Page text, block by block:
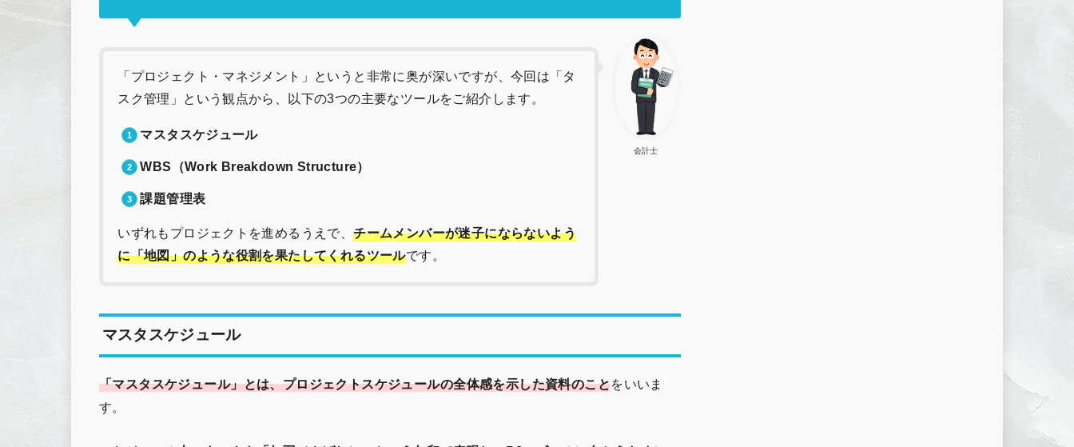
会計士
「プロジェクト・マネジメント」というと非常に奥が深いですが、今回は「タ
スク管理」という観点から、以下の3つの主要なツールをご紹介します。
マスタスケジュール
WBS（Work Breakdown Structure）
課題管理表
いずれもプロジェクトを進めるうえで、チームメンバーが迷子にならないよう
に「地図」のような役割を果たしてくれるツールです。
マスタスケジュール
「マスタスケジュール」とは、プロジェクトスケジュールの全体感を示した資料のことをいいま
す。